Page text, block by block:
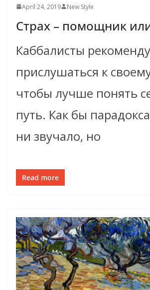
April 24, 2019 New Style
Страх – помощник
Каббалисты
прислушаться к
чтобы лучше понять
путь. Как бы
ни звучало, но
Read more